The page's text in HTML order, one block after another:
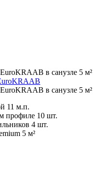
в санузле 5 м²
в санузле 5 м²
11 м.п.
профиле 10 шт.
4 шт.
5 м²